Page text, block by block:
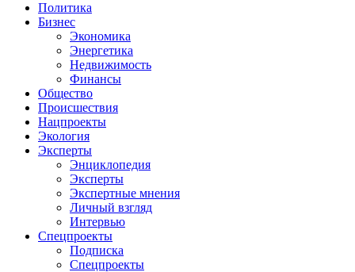
Политика
Бизнес
Экономика
Энергетика
Недвижимость
Финансы
Общество
Происшествия
Нацпроекты
Экология
Эксперты
Энциклопедия
Эксперты
Экспертные мнения
Личный взгляд
Интервью
Спецпроекты
Подписка
Спецпроекты